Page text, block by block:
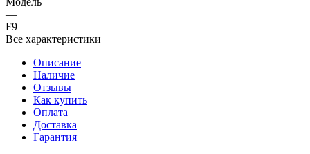
—
F9
Все характеристики
Описание
Наличие
Отзывы
Как купить
Оплата
Доставка
Гарантия